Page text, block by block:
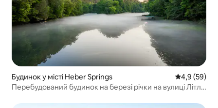
Будинок у місті Heber Springs Середня
4,9 (59)
Перебудований будинок на березі річки на вулиці Літл-